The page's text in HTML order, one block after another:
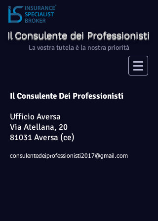
Il Consulente dei Professionisti
La vostra tutela è la nostra priorità
Il Consulente Dei Professionisti
Ufficio Aversa
Via Atellana, 20
81031 Aversa (ce)
consulentedeiprofessionisti2017@gmail.com